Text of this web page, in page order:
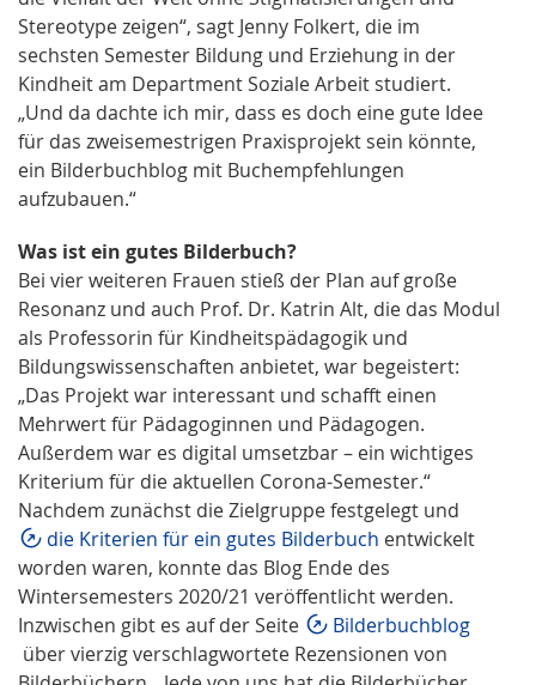
Stereotype zeigen“, sagt Jenny Folkert, die im
sechsten Semester Bildung und Erziehung in der
Kindheit am Department Soziale Arbeit studiert.
„Und da dachte ich mir, dass es doch eine gute Idee
für das zweisemestrigen Praxisprojekt sein könnte,
ein Bilderbuchblog mit Buchempfehlungen
aufzubauen.“
Was ist ein gutes Bilderbuch?
Bei vier weiteren Frauen stieß der Plan auf große
Resonanz und auch Prof. Dr. Katrin Alt, die das Modul
als Professorin für Kindheitspädagogik und
Bildungswissenschaften anbietet, war begeistert:
„Das Projekt war interessant und schafft einen
Mehrwert für Pädagoginnen und Pädagogen.
Außerdem war es digital umsetzbar – ein wichtiges
Kriterium für die aktuellen Corona-Semester.“
Nachdem zunächst die Zielgruppe festgelegt und
die Kriterien für ein gutes Bilderbuch entwickelt
worden waren, konnte das Blog Ende des
Wintersemesters 2020/21 veröffentlicht werden.
Inzwischen gibt es auf der Seite
Bilderbuchblog
über vierzig verschlagwortete Rezensionen von